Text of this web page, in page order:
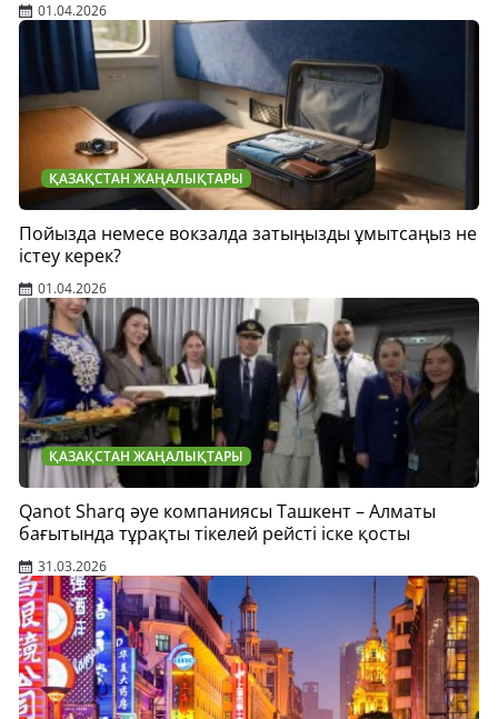
01.04.2026
ҚАЗАҚСТАН ЖАҢАЛЫҚТАРЫ
Пойызда немесе вокзалда затыңызды ұмытсаңыз не
істеу керек?
01.04.2026
ҚАЗАҚСТАН ЖАҢАЛЫҚТАРЫ
Qanot Sharq әуе компаниясы Ташкент – Алматы
бағытында тұрақты тікелей рейсті іске қосты
31.03.2026